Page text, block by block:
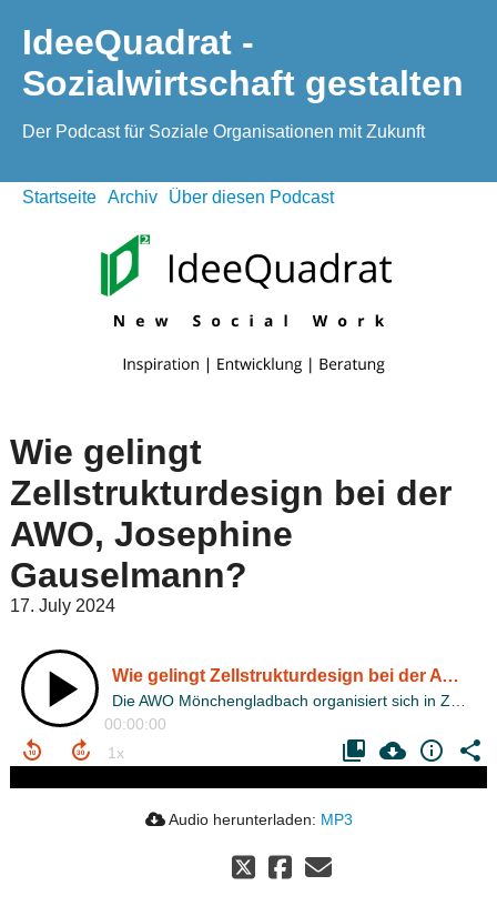
IdeeQuadrat -
Sozialwirtschaft gestalten
Der Podcast für Soziale Organisationen mit Zukunft
Startseite Archiv Über diesen Podcast
Wie gelingt
Zellstrukturdesign bei der
AWO, Josephine
Gauselmann?
17. July 2024
Wie gelingt Zellstrukturdesign bei der AWO, Josephine Gauselmann?
00:00:00
Audio herunterladen: MP3